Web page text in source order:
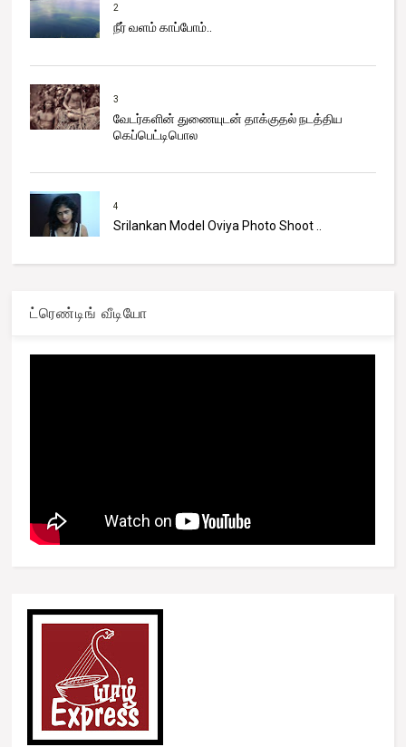
2
நீர் வளம் காப்போம்..
3
வேடர்களின் துணையுடன் தாக்குதல் நடத்திய
கெப்பெட்டிபொல
4
Srilankan Model Oviya Photo Shoot ..
ட்ரெண்டிங் வீடியோ